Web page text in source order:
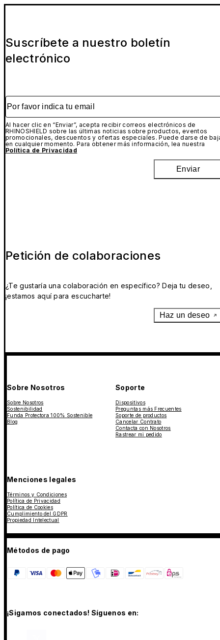
Suscríbete a nuestro boletín
electrónico
Por favor indica tu email
Al hacer clic en “Enviar”, acepta recibir correos electrónicos de
RHINOSHIELD sobre las últimas noticias sobre productos, eventos
promocionales, descuentos y ofertas especiales. Puede darse de
en cualquier momento. Para obtener más información, lea nuestra
Política de Privacidad
Enviar
Petición de colaboraciones
¿Te gustaría una colaboración en específico? Deja tu deseo,
¡estamos aquí para escucharte!
Haz un deseo
Sobre Nosotros
Sobre Nosotros
Sostenibilidad
Funda Protectora 100% Sostenible
Blog
Soporte
Dispositivos
Preguntas más Frecuentes
Soporte de productos
Cancelar Contrato
Contacta con Nosotros
Rastrear mi pedido
Menciones legales
Términos y Condiciones
Política de Privacidad
Política de Cookies
Cumplimiento del GDPR
Propiedad Intelectual
Métodos de pago
¡Sigamos conectados! Síguenos en: